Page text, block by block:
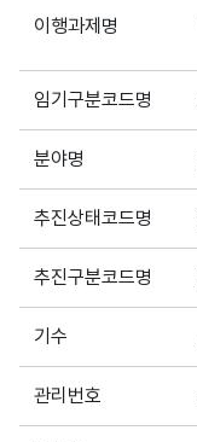
이행과제명
임기구분코드명
분야명
추진상태코드명
추진구분코드명
기수
관리번호